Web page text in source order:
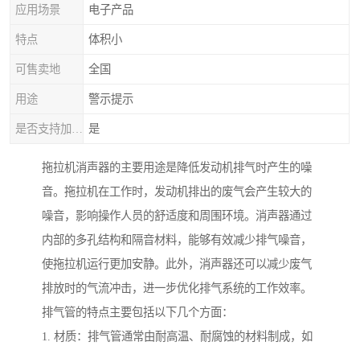
应用场景 电子产品
特点 体积小
可售卖地 全国
用途 警示提示
是
拖拉机消声器的主要用途是降低发动机排气时产生的噪
音。拖拉机在工作时，发动机排出的废气会产生较大的
噪音，影响操作人员的舒适度和周围环境。消声器通过
内部的多孔结构和隔音材料，能够有效减少排气噪音，
使拖拉机运行更加安静。此外，消声器还可以减少废气
排放时的气流冲击，进一步优化排气系统的工作效率。
排气管的特点主要包括以下几个方面：
1. 材质：排气管通常由耐高温、耐腐蚀的材料制成，如